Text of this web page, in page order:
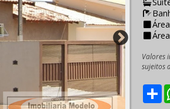
Valores
sujeitos